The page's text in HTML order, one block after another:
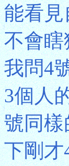
能看
不會
我問4
3個人
號同
下剛